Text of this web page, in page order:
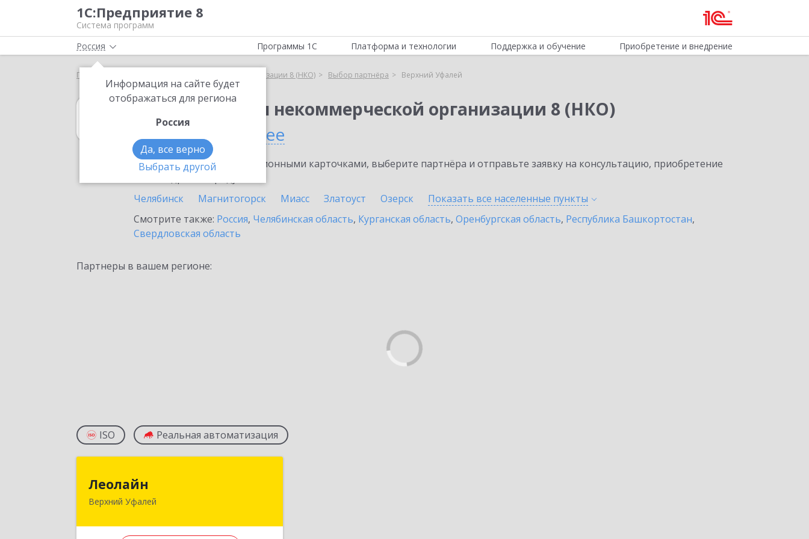
1С:Предприятие 8
Система программ
Россия
Информация на сайте будет
отображаться для региона
Россия
Да, все верно
Выбрать другой
Программы 1С Платформа и технологии Поддержка и обучение Приобретение и внедрение
Главная 1С:Бухгалтерия некоммерческой организации 8 (НКО) Выбор партнёра Верхний Уфалей
1С:Бухгалтерия некоммерческой организации 8 (НКО)
в Верхнем Уфалее
Ознакомьтесь с информационными карточками, выберите партнёра и отправьте заявку на консультацию, приобретение
Челябинск
Магнитогорск Миасс Златоуст Озерск Показать все населенные пункты
Смотрите также: Россия, Челябинская область, Курганская область, Оренбургская область, Республика Башкортостан,
Свердловская область
Партнеры в вашем регионе:
ISO Реальная автоматизация
Леолайн
Верхний Уфалей
456800, Челябинская обл, Верхний